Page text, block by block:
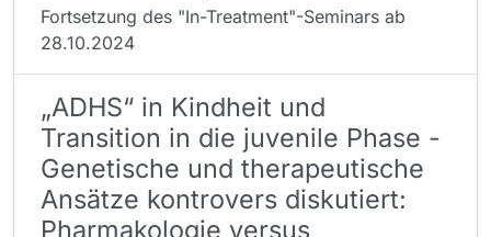
Fortsetzung des "In-Treatment"-Seminars ab
28.10.2024
„ADHS“ in Kindheit und
Transition in die juvenile Phase -
Genetische und therapeutische
Ansätze kontrovers diskutiert:
Pharmakologie versus